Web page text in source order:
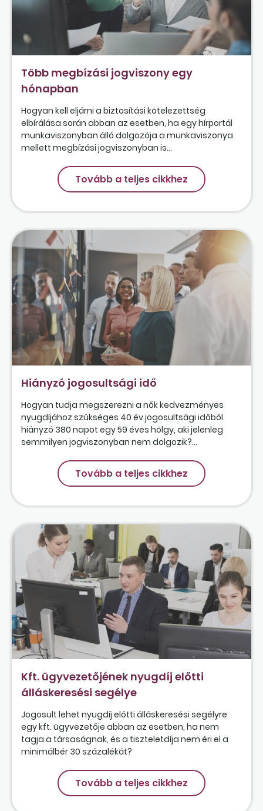
Több megbízási jogviszony egy
hónapban
Hogyan kell eljárni a biztosítási kötelezettség
elbírálása során abban az esetben, ha egy hírportál
munkaviszonyban álló dolgozója a munkaviszonya
mellett megbízási jogviszonyban is...
Tovább a teljes cikkhez
Hiányzó jogosultsági idő
Hogyan tudja megszerezni a nők kedvezményes
nyugdíjához szükséges 40 év jogosultsági időből
hiányzó 380 napot egy 59 éves hölgy, aki jelenleg
semmilyen jogviszonyban nem dolgozik?...
Tovább a teljes cikkhez
Kft. ügyvezetőjének nyugdíj előtti
álláskeresési segélye
Jogosult lehet nyugdíj előtti álláskeresési segélyre
egy kft. ügyvezetője abban az esetben, ha nem
tagja a társaságnak, és a tiszteletdíja nem éri el a
minimálbér 30 százalékát?
Tovább a teljes cikkhez